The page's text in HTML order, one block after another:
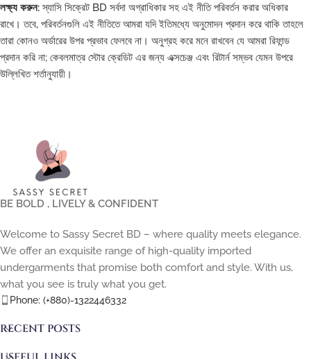
লক্ষ্য করুন: স্যাসি সিক্রেট BD সর্বদা অগ্রাধিকার সহ এই নীতি পরিবর্তন করার অধিকার
রাখে। তবে, পরিবর্তনগুলি এই নীতিতে আমরা যদি ইতিমধ্যে অনুমোদন প্রদান করে থাকি তাহলে
তারা কোনও অর্ডারের উপর প্রভাব ফেলবে না। অনুগ্রহ করে মনে রাখবেন যে আমরা রিফান্ড
প্রদান করি না; কেবলমাত্র স্টোর ক্রেডিট এর জন্য এক্সচেঞ্জ এবং রিটার্ন সম্ভব যেমন উপরে
উল্লিখিত শর্তানুযায়ী।
BE BOLD , LIVELY & CONFIDENT
Welcome to Sassy Secret BD – where quality meets elegance.
We offer an exquisite range of high-quality imported
undergarments that promise both comfort and style. With us,
what you see is truly what you get.
Phone: (+880)-1322446332
RECENT POSTS